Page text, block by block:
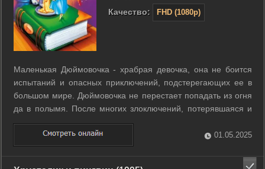
Качество:
FHD (1080p)
Маленькая Дюймовочка - храбрая девочка, она не боится
испытаний и опасных приключений, подстерегающих ее в
большом мире. Дюймовочка не перестает попадать из огня
да в полымя. После многих злоключений, потерявшаяся и
одна-одинешенька Дюймовочка становится добычей
мрачной мыши Моны, которая обещает ей кров и стол, если
она выйдет замуж за затворника ...
01.05.2025